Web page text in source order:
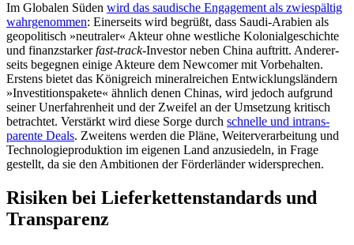
Im Globalen Süden wird das saudische Engagement als zwiespältig
wahrgenommen: Einerseits wird begrüßt, dass Saudi-Arabien als
geopolitisch »neutraler« Akteur ohne westliche Kolo­nialgeschichte
und finanzstarkerfast-track-Investor neben China auftritt. Ande­rer­
seits begegnen einige Akteure dem Newcomer mit Vorbehalten.
Erstens bietet das Königreich mineralreichen Entwicklungsländern
»Investitionspakete« ähnlich denen Chinas, wird jedoch aufgrund
seiner Unerfahrenheit und der Zweifel an der Umsetzung kritisch
betrachtet. Verstärkt wird diese Sorge durch schnelle und intrans­
parente Deals. Zweitens werden die Pläne, Weiterverarbeitung und
Technologieproduktion im eigenen Land anzusiedeln, in Frage
gestellt, da sie den Am­bitionen der Förderländer widersprechen.
Risiken bei Lieferkettenstandards und
Transparenz